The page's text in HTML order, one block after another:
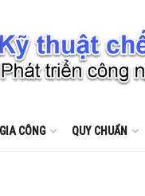
GIA CÔNG QUY CHUẨN